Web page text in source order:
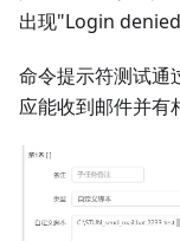
出现"Login
命令提示符测试通
应能收到邮件并有